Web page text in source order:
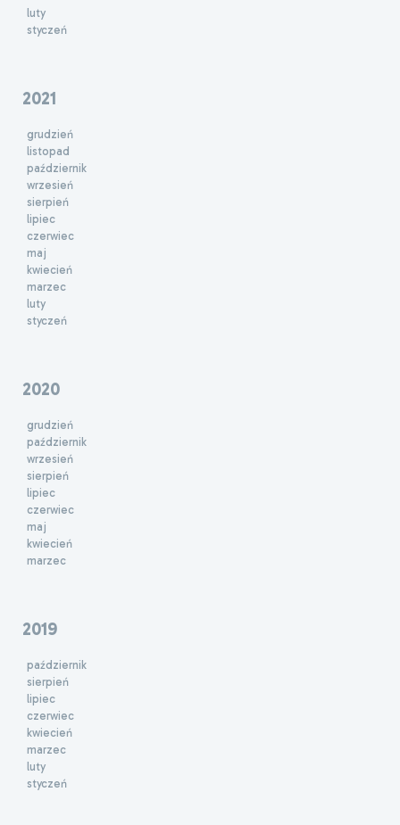
luty
styczeń
2021
grudzień
listopad
październik
wrzesień
sierpień
lipiec
czerwiec
maj
kwiecień
marzec
luty
styczeń
2020
grudzień
październik
wrzesień
sierpień
lipiec
czerwiec
maj
kwiecień
marzec
2019
październik
sierpień
lipiec
czerwiec
kwiecień
marzec
luty
styczeń